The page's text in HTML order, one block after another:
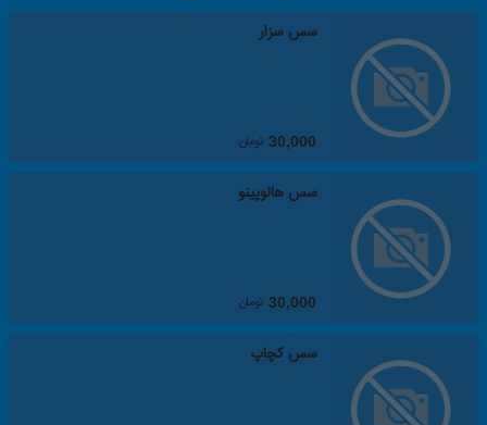
سس سزار
30,000 تومان
سس هالوپینو
30,000 تومان
سس کچاپ